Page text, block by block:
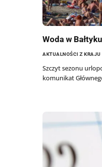
Woda w
AKTUALNOŚCI Z KRAJU
Szczyt sezonu
komunikat